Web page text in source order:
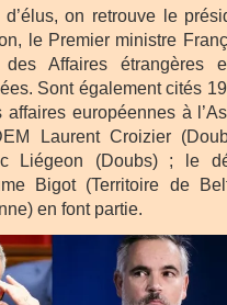
d’élus, on retrouve le
le Premier ministre
des Affaires étrangères
Sont également cités
affaires européennes à
Laurent Croizier
Liégeon (Doubs) ; le
Bigot (Territoire de
en font partie.